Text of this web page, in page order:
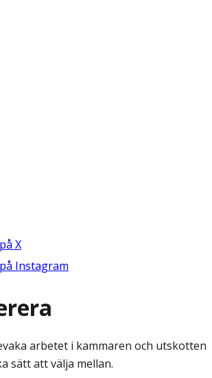
X
Instagram
arbetet i kammaren och utskotten
sätt att välja mellan.